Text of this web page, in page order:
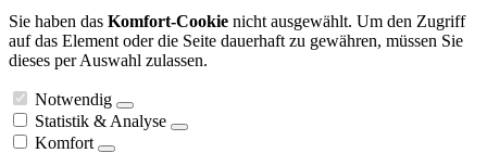
Sie haben das Komfort-Cookie nicht ausgewählt. Um den Zugriff
auf das Element oder die Seite dauerhaft zu gewähren, müssen Sie
dieses per Auswahl zulassen.
Notwendig
Statistik & Analyse
Komfort